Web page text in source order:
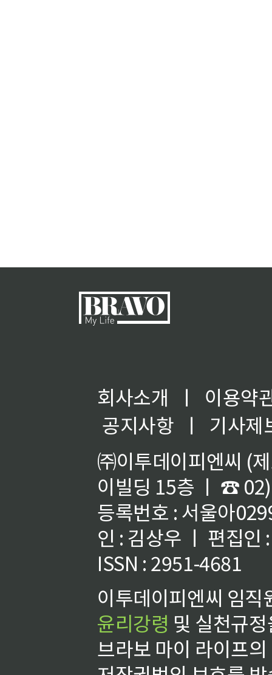
회사소개 ㅣ
이용약
공지사항
ㅣ
기사제
㈜이투데이피엔씨 (
이빌딩 15층 ㅣ ☎
등록번호 : 서울아
인 : 김상우 ㅣ 편집인
ISSN : 2951-4681
이투데이피엔씨 임
윤리강령 및 실천규
브라보 마이 라이프